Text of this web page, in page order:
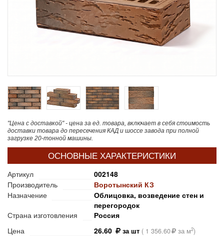
"Цена с доставкой" - цена за ед. товара, включает в себя стоимость
доставки товара до пересечения КАД и шоссе завода при полной
загрузке 20-тонной машины.
ОСНОВНЫЕ ХАРАКТЕРИСТИКИ
Артикул
002148
Производитель
Воротынский КЗ
Назначение
Облицовка, возведение стен и
перегородок
Страна изготовления
Россия
Цена
26.60 за шт ( 1 356.60 за м2)